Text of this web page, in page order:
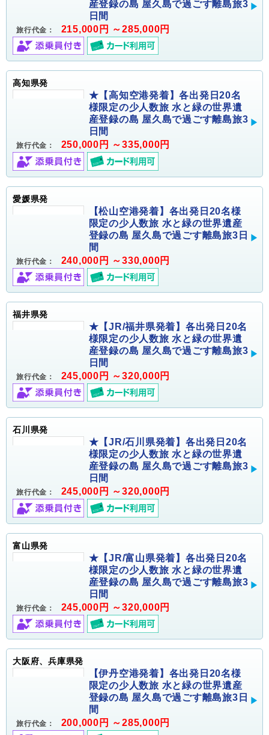
産登録の島 屋久島で過ごす離島旅3
日間
旅行代金： 215,000円 ～285,000円
高知県発
★【高知空港発着】各出発日20名
様限定の少人数旅 水と緑の世界遺
産登録の島 屋久島で過ごす離島旅3
日間
旅行代金： 250,000円 ～335,000円
愛媛県発
【松山空港発着】各出発日20名様
限定の少人数旅 水と緑の世界遺産
登録の島 屋久島で過ごす離島旅3日
間
旅行代金： 240,000円 ～330,000円
福井県発
★【JR/福井県発着】各出発日20名
様限定の少人数旅 水と緑の世界遺
産登録の島 屋久島で過ごす離島旅3
日間
旅行代金： 245,000円 ～320,000円
石川県発
★【JR/石川県発着】各出発日20名
様限定の少人数旅 水と緑の世界遺
産登録の島 屋久島で過ごす離島旅3
日間
旅行代金： 245,000円 ～320,000円
富山県発
★【JR/富山県発着】各出発日20名
様限定の少人数旅 水と緑の世界遺
産登録の島 屋久島で過ごす離島旅3
日間
旅行代金： 245,000円 ～320,000円
大阪府、兵庫県発
【伊丹空港発着】各出発日20名様
限定の少人数旅 水と緑の世界遺産
登録の島 屋久島で過ごす離島旅3日
間
旅行代金： 200,000円 ～285,000円